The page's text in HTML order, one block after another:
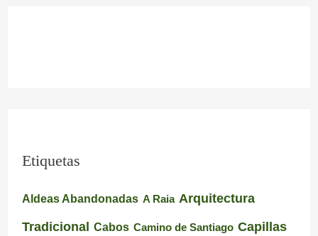
Etiquetas
Aldeas Abandonadas A Raia Arquitectura
Tradicional Cabos Camino de Santiago Capillas